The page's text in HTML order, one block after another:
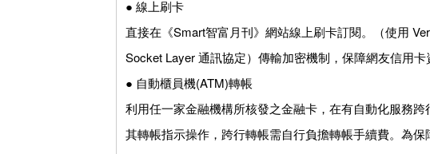
● 線上刷卡
直接在《Smart智富月刊》網站線上刷卡訂閱。（使用
Socket Layer 通訊協定）傳輸加密機制，保障網友信用卡
● 自動櫃員機(ATM)轉帳
利用任一家金融機構所核發之金融卡，在有自動化服務
其轉帳指示操作，跨行轉帳需自行負擔轉帳手續費。為保